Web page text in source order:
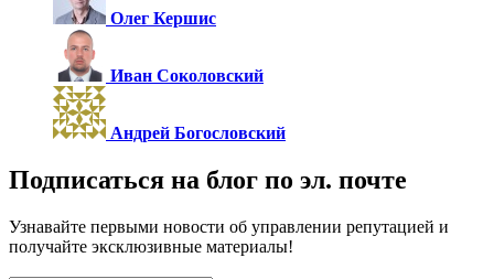
Олег Кершис
Иван Соколовский
Андрей Богословский
Подписаться на блог по эл. почте
Узнавайте первыми новости об управлении репутацией и
получайте эксклюзивные материалы!